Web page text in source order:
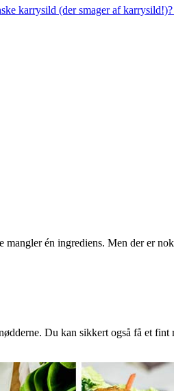
karrysild (der smager af
én ingrediens. Men der er
Du kan sikkert også få et fint